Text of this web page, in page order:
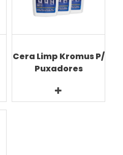
Cera Limp Kromus P/
Puxadores